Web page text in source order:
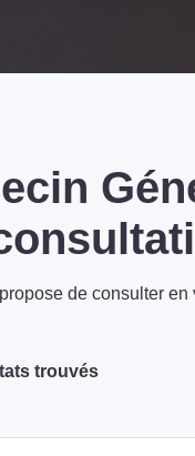
de consulter
trouvés